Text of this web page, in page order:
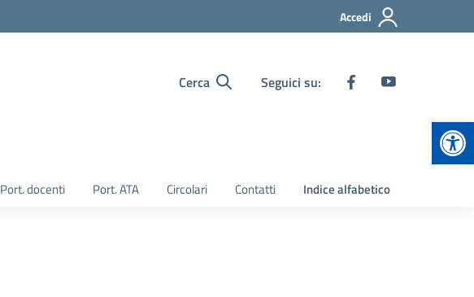
Accedi
Cerca Seguici su:
Port. docenti Port. ATA Circolari Contatti Indice alfabetico